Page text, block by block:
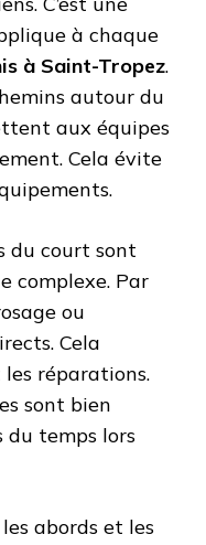
à chaque
à Saint-Tropez.
autour du
aux équipes
Cela évite
du court sont
complexe. Par
ou
Cela
réparations.
sont bien
du temps lors
abords et les